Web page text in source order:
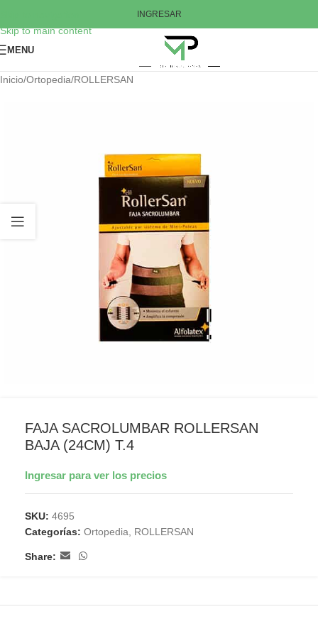
Skip to main content
INGRESAR
MENU
Inicio/Ortopedia/ROLLERSAN
FAJA SACROLUMBAR ROLLERSAN
BAJA (24CM) T.4
Ingresar para ver los precios
SKU: 4695
Categorías: Ortopedia, ROLLERSAN
Share: